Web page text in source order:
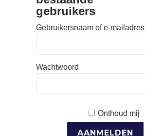
gebruikers
Gebruikersnaam of e-mailadres
Wachtwoord
Onthoud mij